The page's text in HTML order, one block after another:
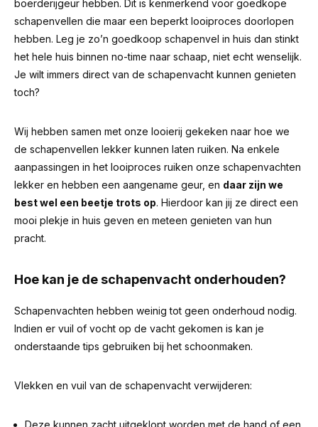
boerderijgeur hebben. Dit is kenmerkend voor goedkope
schapenvellen die maar een beperkt looiproces doorlopen
hebben. Leg je zo’n goedkoop schapenvel in huis dan stinkt
het hele huis binnen no-time naar schaap, niet echt wenselijk.
Je wilt immers direct van de schapenvacht kunnen genieten
toch?
Wij hebben samen met onze looierij gekeken naar hoe we
de schapenvellen lekker kunnen laten ruiken. Na enkele
aanpassingen in het looiproces ruiken onze schapenvachten
lekker en hebben een aangename geur, en daar zijn we
best wel een beetje trots op. Hierdoor kan jij ze direct een
mooi plekje in huis geven en meteen genieten van hun
pracht.
Hoe kan je de schapenvacht onderhouden?
Schapenvachten hebben weinig tot geen onderhoud nodig.
Indien er vuil of vocht op de vacht gekomen is kan je
onderstaande tips gebruiken bij het schoonmaken.
Vlekken en vuil van de schapenvacht verwijderen:
Deze kunnen zacht uitgeklopt worden met de hand of een